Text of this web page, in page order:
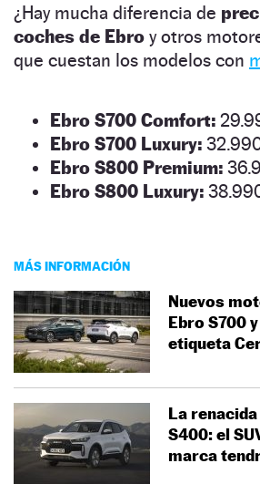
¿Hay mucha diferencia de
coches de Ebro y otros
que cuestan los modelos con
Ebro S700 Comfort:
Ebro S700 Luxury:
Ebro S800 Premium:
Ebro S800 Luxury:
MÁS INFORMACIÓN
Nuevos
Ebro S700
etiqueta
La
S400: el
marca